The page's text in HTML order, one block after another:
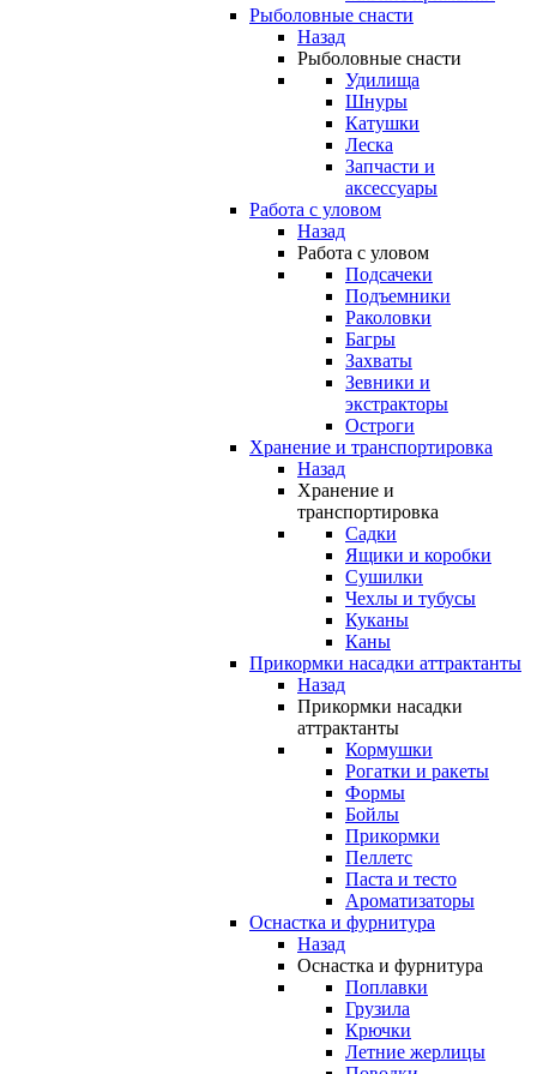
Рыболовные снасти
Назад
Рыболовные снасти
Удилища
Шнуры
Катушки
Леска
Запчасти и
аксессуары
Работа с уловом
Назад
Работа с уловом
Подсачеки
Подъемники
Раколовки
Багры
Захваты
Зевники и
экстракторы
Остроги
Хранение и транспортировка
Назад
Хранение и
транспортировка
Садки
Ящики и коробки
Сушилки
Чехлы и тубусы
Куканы
Каны
Прикормки насадки аттрактанты
Назад
Прикормки насадки
аттрактанты
Кормушки
Рогатки и ракеты
Формы
Бойлы
Прикормки
Пеллетс
Паста и тесто
Ароматизаторы
Оснастка и фурнитура
Назад
Оснастка и фурнитура
Поплавки
Грузила
Крючки
Летние жерлицы